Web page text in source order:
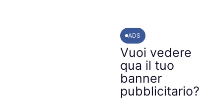
ADS
Vuoi vedere
qua il tuo
banner
pubblicitario?